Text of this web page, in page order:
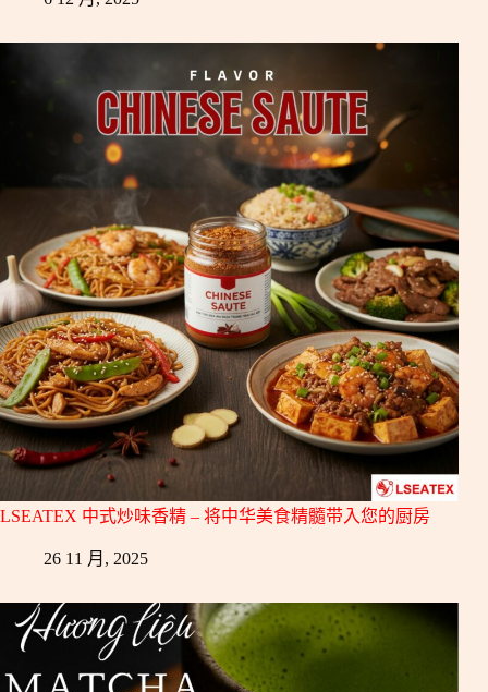
LSEATEX 中式炒味香精 – 将中华美食精髓带入您的厨房
26 11 月, 2025